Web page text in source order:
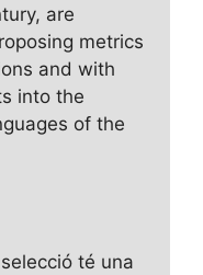
are
metrics
and with
into the
of the
té una